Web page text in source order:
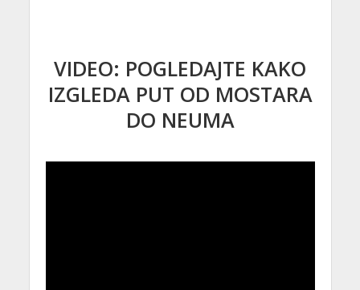
VIDEO: POGLEDAJTE KAKO
IZGLEDA PUT OD MOSTARA
DO NEUMA